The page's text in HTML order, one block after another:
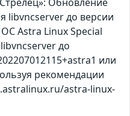
libvncserver до версии
Astra Linux Special
до
или
рекомендации
astra-linux-